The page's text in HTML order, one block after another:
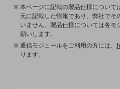
モビリティ
製造・建設業
本ページに記載の製品仕様について
元に記載した情報であり、弊社で
いません。製品仕様については各モ
願いします。
通信モジュールをご利用の方には、
ります。